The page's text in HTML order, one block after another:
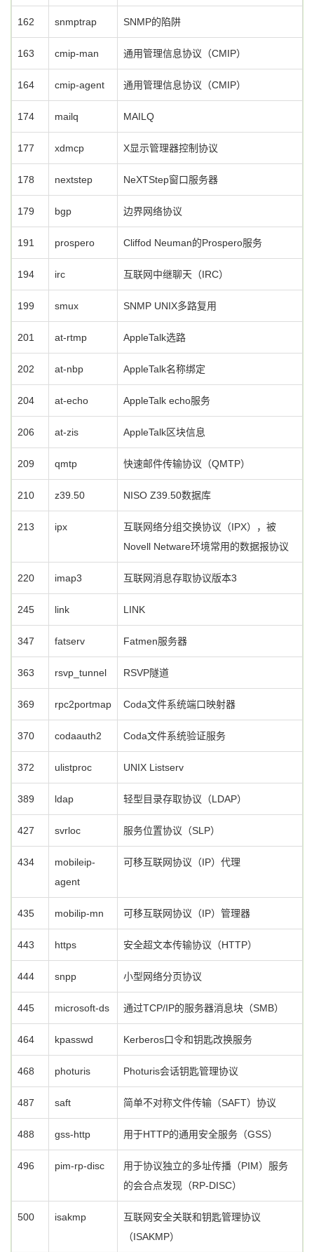
162 snmptrap SNMP的陷阱
163 cmip-man 通用管理信息协议（CMIP）
164 cmip-agent 通用管理信息协议（CMIP）
174 mailq MAILQ
177 xdmcp X显示管理器控制协议
178 nextstep NeXTStep窗口服务器
179 bgp 边界网络协议
191 prospero Cliffod Neuman的Prospero服务
194 irc 互联网中继聊天（IRC）
199 smux SNMP UNIX多路复用
201 at-rtmp AppleTalk选路
202 at-nbp AppleTalk名称绑定
204 at-echo AppleTalk echo服务
206 at-zis AppleTalk区块信息
209 qmtp 快速邮件传输协议（QMTP）
210 z39.50 NISO Z39.50数据库
213 ipx
互联网络分组交换协议（IPX），被
Novell Netware环境常用的数据报协议
220 imap3 互联网消息存取协议版本3
245 link LINK
347 fatserv Fatmen服务器
363 rsvp_tunnel RSVP隧道
369 rpc2portmap Coda文件系统端口映射器
370 codaauth2 Coda文件系统验证服务
372 ulistproc UNIX Listserv
389 ldap 轻型目录存取协议（LDAP）
427 svrloc 服务位置协议（SLP）
434
mobileip-
agent
可移互联网协议（IP）代理
435 mobilip-mn 可移互联网协议（IP）管理器
443 https 安全超文本传输协议（HTTP）
444 snpp 小型网络分页协议
445 microsoft-ds 通过TCP/IP的服务器消息块（SMB）
464 kpasswd Kerberos口令和钥匙改换服务
468 photuris Photuris会话钥匙管理协议
487 saft 简单不对称文件传输（SAFT）协议
488 gss-http 用于HTTP的通用安全服务（GSS）
496 pim-rp-disc
用于协议独立的多址传播（PIM）服务
的会合点发现（RP-DISC）
500 isakmp
互联网安全关联和钥匙管理协议
（ISAKMP）